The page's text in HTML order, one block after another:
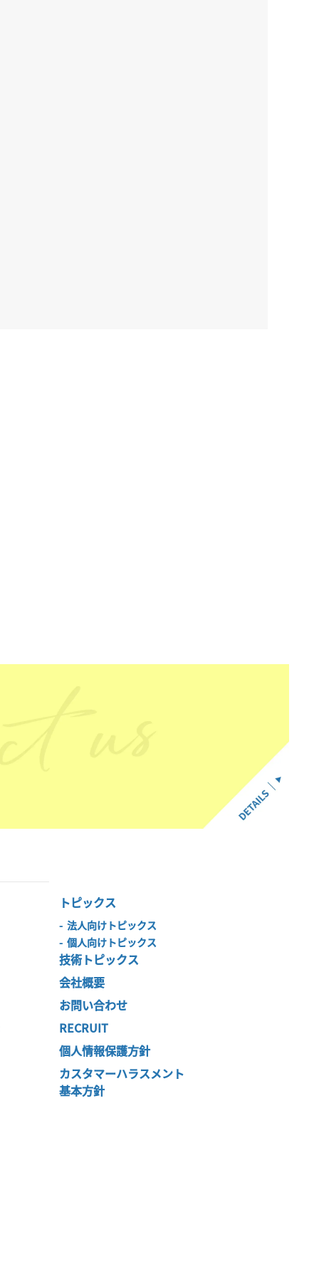
トピックス
- 法人向けトピックス
- 個人向けトピックス
技術トピックス
会社概要
お問い合わせ
RECRUIT
個人情報保護方針
カスタマーハラスメント
基本方針